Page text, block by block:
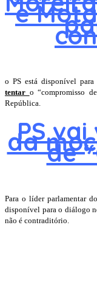
e
o PS está disponível
tentar o “compromisso
República.
PS
da de
Para o líder parlamentar
disponível para o diálogo
não é contraditório.